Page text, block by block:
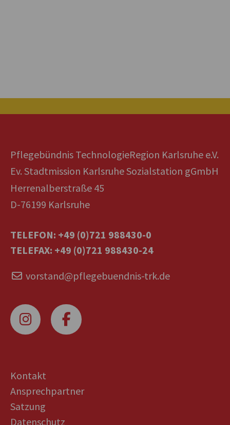
Pflegebündnis TechnologieRegion Karlsruhe e.V.
Ev. Stadtmission Karlsruhe Sozialstation gGmbH
Herrenalberstraße 45
D-76199 Karlsruhe
TELEFON: +49 (0)721 988430-0
TELEFAX: +49 (0)721 988430-24
vorstand@pflegebuendnis-trk.de
Kontakt
Ansprechpartner
Satzung
Datenschutz